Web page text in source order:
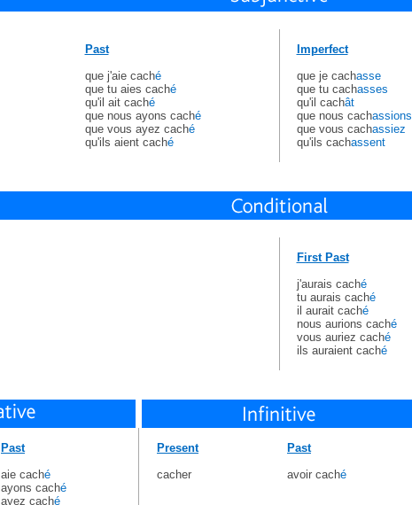
Past
que j'aie caché
que tu aies caché
qu'il ait caché
que nous ayons caché
que vous ayez caché
qu'ils aient caché
Imperfect
que je cachasse
que tu cachasses
qu'il cachât
que nous cachassions
que vous cachassiez
qu'ils cachassent
First Past
j'aurais caché
tu aurais caché
il aurait caché
nous aurions caché
vous auriez caché
ils auraient caché
Past
aie caché
ayons caché
ayez caché
Present
cacher
Past
avoir caché